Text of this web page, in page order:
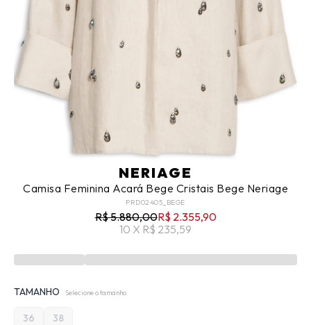
NERIAGE
Camisa Feminina Acará Bege Cristais Bege Neriage
PRD02405_BEGE
R$ 5.880,00R$ 2.355,90
10 X R$ 235,59
TAMANHO Selecione o tamanho
36 38